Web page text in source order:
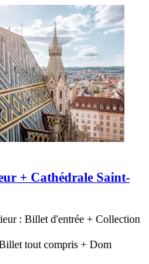
+ Cathédrale Saint-
: Billet d'entrée + Collection
tout compris + Dom